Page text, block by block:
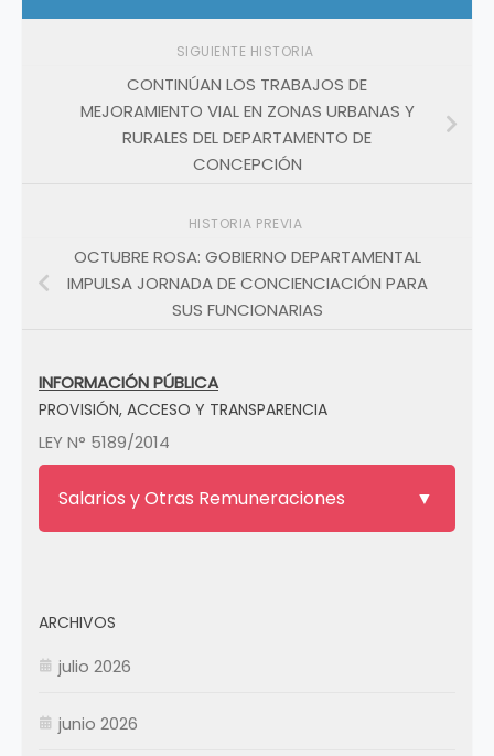
SIGUIENTE HISTORIA
CONTINÚAN LOS TRABAJOS DE
MEJORAMIENTO VIAL EN ZONAS URBANAS Y
RURALES DEL DEPARTAMENTO DE
CONCEPCIÓN
HISTORIA PREVIA
OCTUBRE ROSA: GOBIERNO DEPARTAMENTAL
IMPULSA JORNADA DE CONCIENCIACIÓN PARA
SUS FUNCIONARIAS
INFORMACIÓN PÚBLICA
PROVISIÓN, ACCESO Y TRANSPARENCIA
LEY N° 5189/2014
Salarios y Otras Remuneraciones
ARCHIVOS
julio 2026
junio 2026